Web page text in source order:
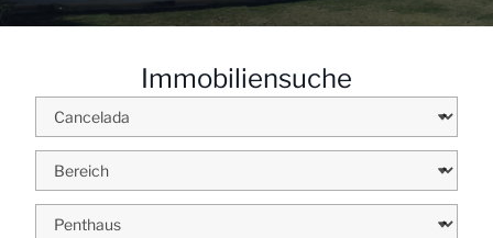
Immobiliensuche